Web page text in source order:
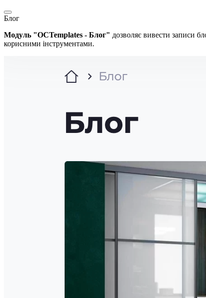
Блог
Модуль "OСTemplates - Блог" дозволяє вивести записи
корисними інструментами.